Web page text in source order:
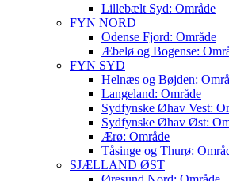
Lillebælt Syd: Område
FYN NORD
Odense Fjord: Område
Æbelø og Bogense:
FYN SYD
Helnæs og Bøjden:
Langeland: Område
Sydfynske Øhav Vest:
Sydfynske Øhav Øst:
Ærø: Område
Tåsinge og Thurø:
SJÆLLAND ØST